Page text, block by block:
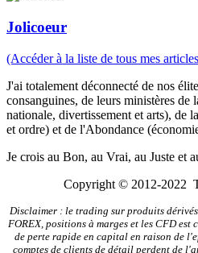
Jolicoeur
(Accéder à la liste de tous mes
J'ai totalement déconnecté de nos
consanguines, de leurs ministères de
nationale, divertissement et arts), de
et ordre) et de l'Abondance
Je crois au Bon, au Vrai, au Juste et
Copyright © 2012-2022
Disclaimer : le trading sur produits
FOREX, positions à marges et les CFD est
de perte rapide en capital en raison de
comptes de clients de détail perdent de